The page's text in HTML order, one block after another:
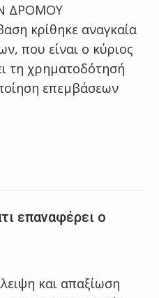
ΔΡΟΜΟΥ
κρίθηκε αναγκαία
που είναι ο κύριος
τη χρηματοδότησή
επεμβάσεων
επαναφέρει ο
και απαξίωση